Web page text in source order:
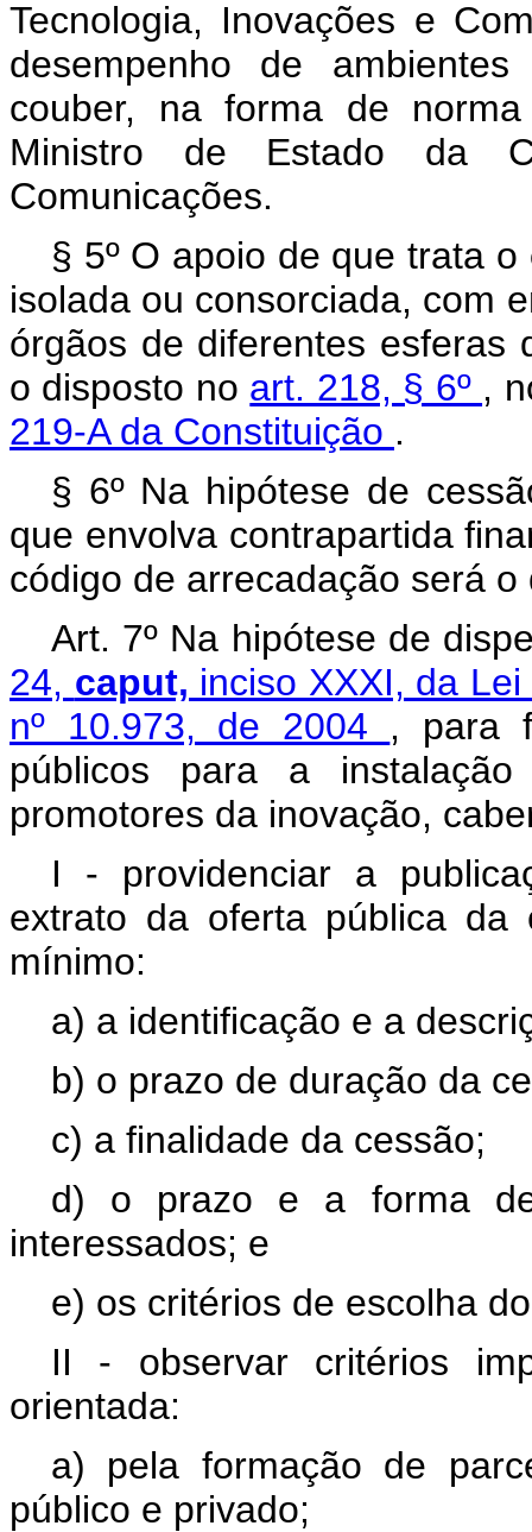
Tecnologia, Inovações e
desempenho de
couber, na forma de
Ministro de Estado da
Comunicações.
§ 5º O apoio de que trata o
isolada ou consorciada, com
órgãos de diferentes esferas
o disposto no art. 218, § 6º ,
219-A da Constituição .
§ 6º Na hipótese de
que envolva contrapartida
código de arrecadação será
Art. 7º Na hipótese de
24, caput, inciso XXXI, da
nº 10.973, de 2004 , para
públicos para a
promotores da inovação,
I - providenciar a
extrato da oferta pública
mínimo:
a) a identificação e a
b) o prazo de duração da
c) a finalidade da cessão;
d) o prazo e a forma de
interessados; e
e) os critérios de escolha
II - observar critérios
orientada:
a) pela formação de
público e privado;